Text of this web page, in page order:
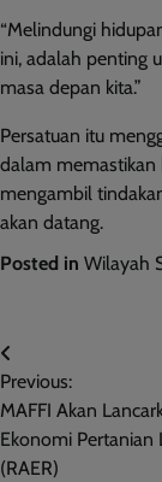
“Melindungi
ini, adalah penting
masa depan kita.”
Persatuan itu
dalam memastikan
mengambil
akan datang.
Posted in Wilayah
Post
navigation
Previous:
MAFFI Akan
Ekonomi Pertanian
(RAER)